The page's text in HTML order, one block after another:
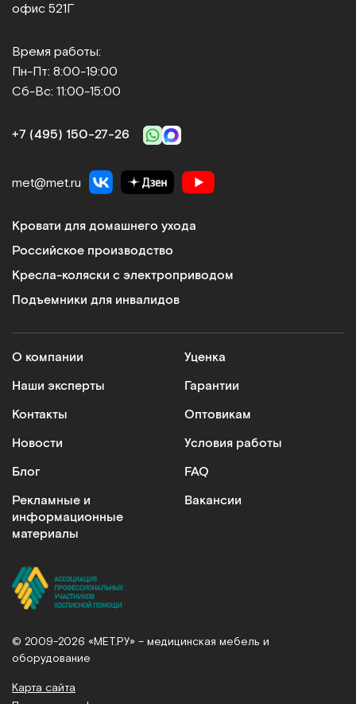
офис 521Г
Время работы:
Пн-Пт: 8:00-19:00
Сб-Вс: 11:00-15:00
+7 (495) 150‑27‑26
met@met.ru
Кровати для домашнего ухода
Российское производство
Кресла-коляски с электроприводом
Подъемники для инвалидов
О компании
Наши эксперты
Контакты
Новости
Блог
Рекламные и
информационные
материалы
Уценка
Гарантии
Оптовикам
Условия работы
FAQ
Вакансии
© 2009-2026 «МЕТ.РУ» – медицинская мебель и
оборудование
Карта сайта